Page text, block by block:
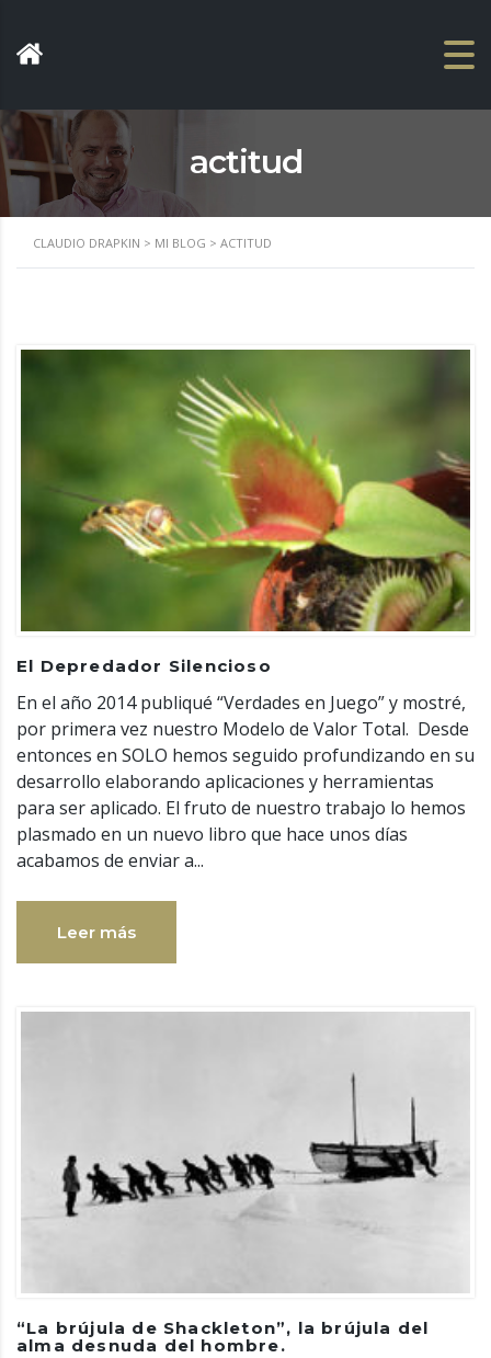
actitud
CLAUDIO DRAPKIN > MI BLOG > ACTITUD
El Depredador Silencioso
En el año 2014 publiqué “Verdades en Juego” y mostré,
por primera vez nuestro Modelo de Valor Total. Desde
entonces en SOLO hemos seguido profundizando en su
desarrollo elaborando aplicaciones y herramientas
para ser aplicado. El fruto de nuestro trabajo lo hemos
plasmado en un nuevo libro que hace unos días
acabamos de enviar a...
Leer más
“La brújula de Shackleton”, la brújula del
alma desnuda del hombre.